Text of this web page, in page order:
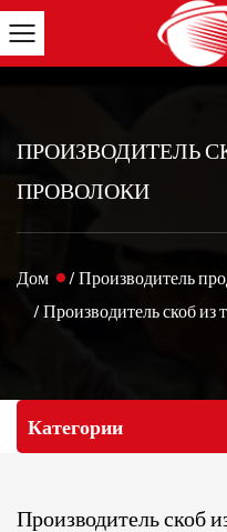
ПРОИЗВОДИТЕЛЬ
ПРОВОЛОКИ
Дом / Производитель
/ Производитель скоб из
Категории
Производитель скоб